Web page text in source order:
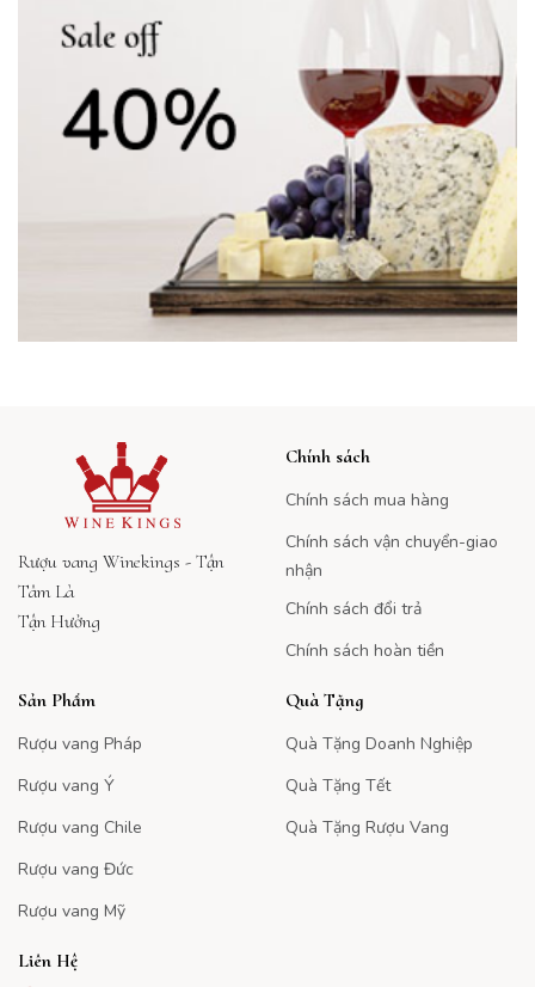
Rượu vang Winekings - Tận
Tâm Là
Tận Hưởng
Chính sách
Chính sách mua hàng
Chính sách vận chuyển-giao
nhận
Chính sách đổi trả
Chính sách hoàn tiền
Sản Phẩm
Rượu vang Pháp
Rượu vang Ý
Rượu vang Chile
Rượu vang Đức
Rượu vang Mỹ
Quà Tặng
Quà Tặng Doanh Nghiệp
Quà Tặng Tết
Quà Tặng Rượu Vang
Liên Hệ